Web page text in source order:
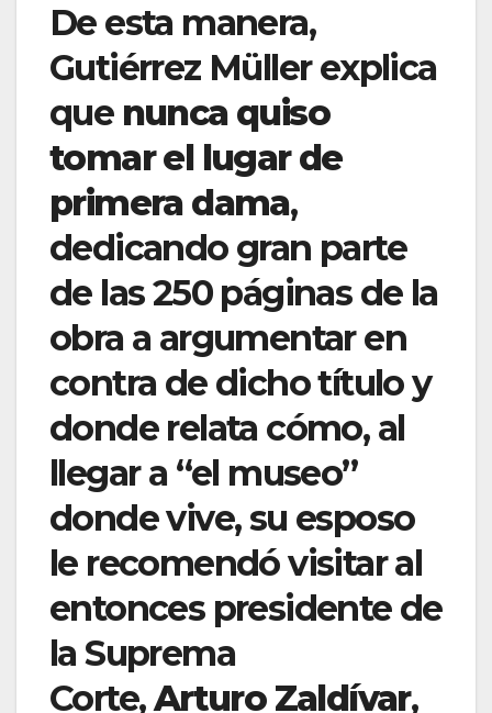
De esta manera,
Gutiérrez Müller explica
que nunca quiso
tomar el lugar de
primera dama,
dedicando gran parte
de las 250 páginas de la
obra a argumentar en
contra de dicho título y
donde relata cómo, al
llegar a “el museo”
donde vive, su esposo
le recomendó visitar al
entonces presidente de
la Suprema
Corte,Arturo Zaldívar,